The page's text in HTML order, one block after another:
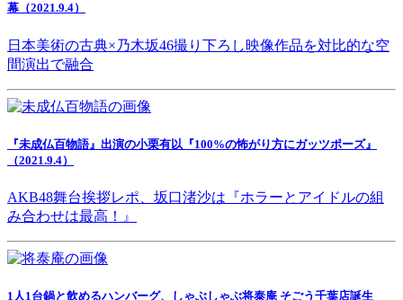
幕（2021.9.4）
日本美術の古典×乃木坂46撮り下ろし映像作品を対比的な空
間演出で融合
『未成仏百物語』出演の小栗有以『100%の怖がり方にガッツポーズ』
（2021.9.4）
AKB48舞台挨拶レポ、坂口渚沙は『ホラーとアイドルの組
み合わせは最高！』
1人1台鍋と飲めるハンバーグ、しゃぶしゃぶ将泰庵 そごう千葉店誕生